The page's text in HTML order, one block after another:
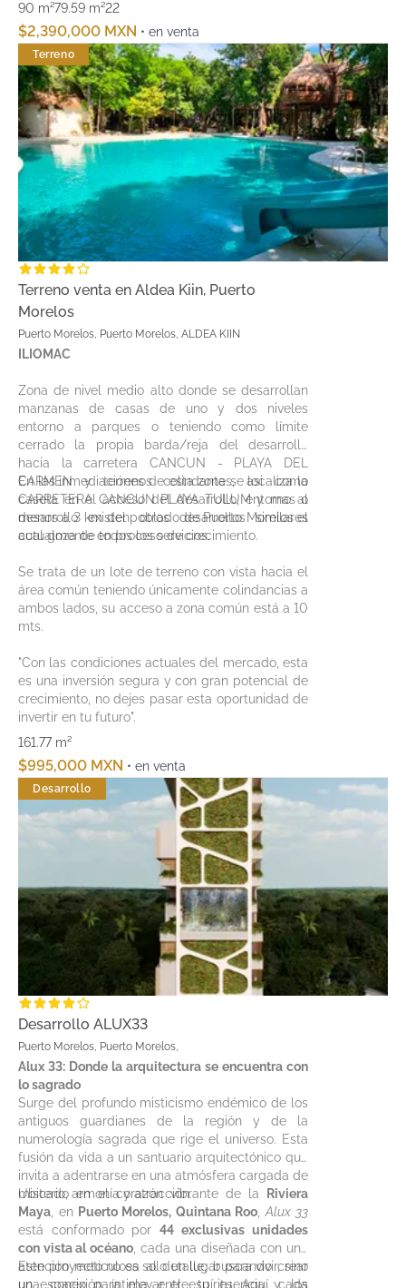
90 m²79.59 m²22
$2,390,000 MXN • en venta
Terreno
Terreno venta en Aldea Kiin, Puerto
Morelos
Puerto Morelos, Puerto Morelos, ALDEA KIIN
ILIOMAC
Zona de nivel medio alto donde se desarrollan
manzanas de casas de uno y dos niveles
entorno a parques o teniendo como límite
cerrado la propia barda/reja del desarrollo
hacia la carretera CANCUN - PLAYA DEL
CARMEN y terrenos colindantes, asi como
caseta en el acceso del desarrollo, entorno al
desarrollo existen otros desarrollos similares
actualmente en proceso de crecimiento.
En las inmediaciónes de esta zona se localiza la
CARRETERA CANCUN PLAYA TULUM y mas o
menos a 3 km del poblado de Puerto Morelos el
cual goza de todos los servicios.
Se trata de un lote de terreno con vista hacia el
área común teniendo únicamente colindancias a
ambos lados, su acceso a zona común está a 10
mts.
"Con las condiciones actuales del mercado, esta
es una inversión segura y con gran potencial de
crecimiento, no dejes pasar esta oportunidad de
invertir en tu futuro".
161.77 m²
$995,000 MXN • en venta
Desarrollo
Desarrollo ALUX33
Puerto Morelos, Puerto Morelos,
Alux 33: Donde la arquitectura se encuentra con
lo sagrado
Surge del profundo misticismo endémico de los
antiguos guardianes de la región y de la
numerología sagrada que rige el universo. Esta
fusión da vida a un santuario arquitectónico que
invita a adentrarse en una atmósfera cargada de
misterio, armonía y atracción.
Ubicado en el corazón vibrante de la
Riviera
Maya , en Puerto Morelos, Quintana Roo Alux 33
está conformado por 44 exclusivas unidades
con vista al océano , cada una diseñada con una
atención meticulosa al detalle, buscando crear
una conexión íntima entre tu esencia y los
Este proyecto no es solo un lugar para vivir, sino
un espacio para elevar el espíritu. Aquí, cada